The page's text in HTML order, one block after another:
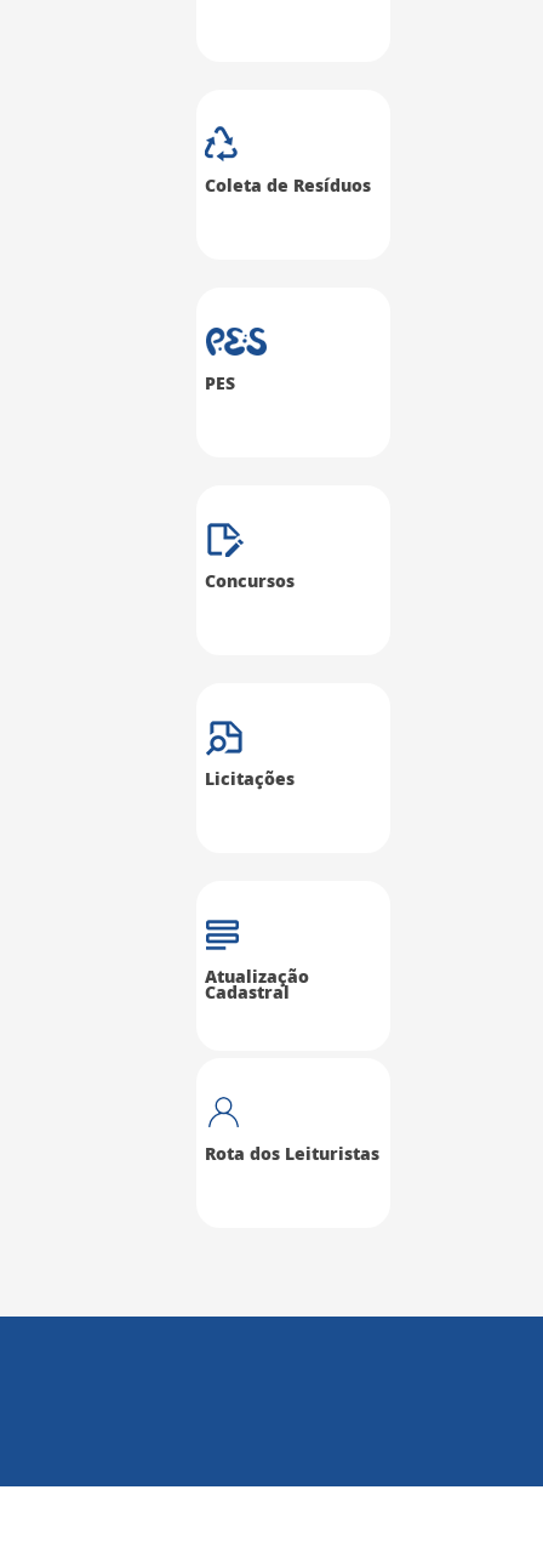
Coleta de Resíduos
PES
Concursos
Licitações
Atualização
Cadastral
Rota dos Leituristas